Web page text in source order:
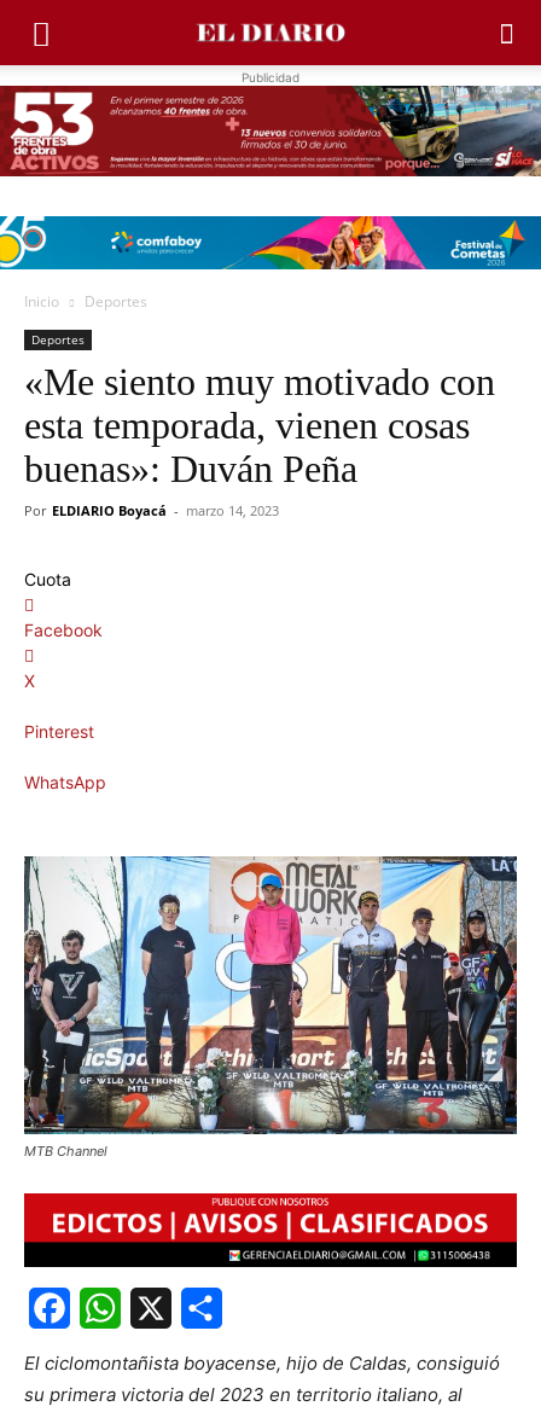
Publicidad
Inicio Deportes
Deportes
«Me siento muy motivado con
esta temporada, vienen cosas
buenas»: Duván Peña
Por ELDIARIO Boyacá - marzo 14, 2023
Cuota
Facebook
X
Pinterest
WhatsApp
MTB Channel
El ciclomontañista boyacense, hijo de Caldas, consiguió
su primera victoria del 2023 en territorio italiano, al